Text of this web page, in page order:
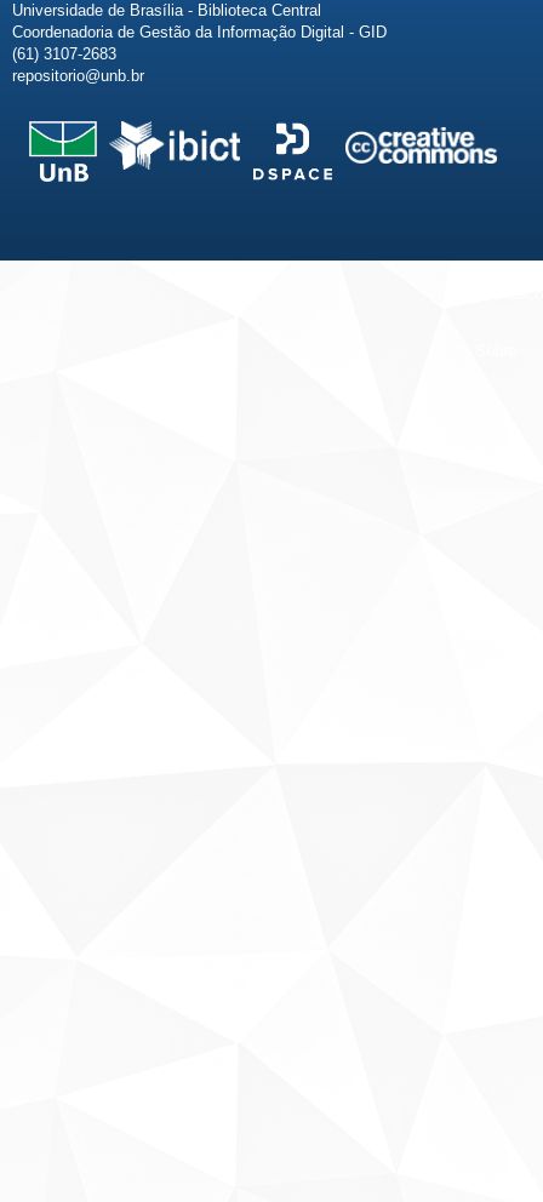
Universidade de Brasília - Biblioteca Central
Coordenadoria de Gestão da Informação Digital - GID
(61) 3107-2683
repositorio@unb.br